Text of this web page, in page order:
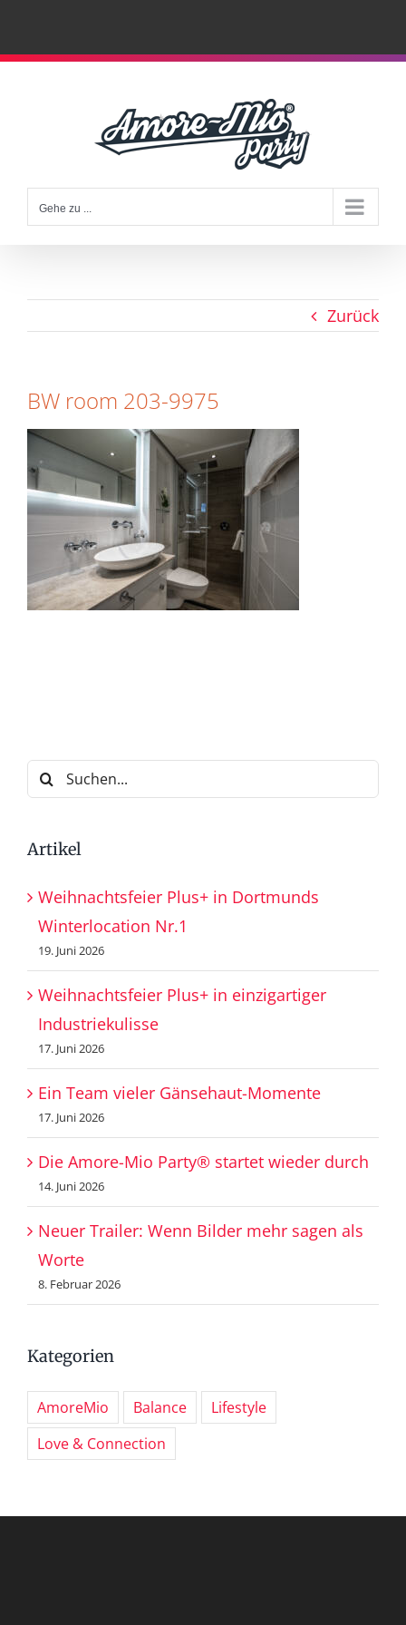
Zum
Gehe zu ...
Zurück
BW room 203-9975
Suche
nach:
Artikel
Weihnachtsfeier Plus+ in Dortmunds
Winterlocation Nr.1
19. Juni 2026
Weihnachtsfeier Plus+ in einzigartiger
Industriekulisse
17. Juni 2026
Ein Team vieler Gänsehaut-Momente
17. Juni 2026
Die Amore-Mio Party® startet wieder durch
14. Juni 2026
Neuer Trailer: Wenn Bilder mehr sagen als
Worte
8. Februar 2026
Kategorien
AmoreMio Balance
Lifestyle
Love & Connection